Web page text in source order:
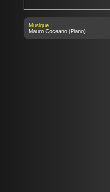
Musique :
Mauro Coceano(Piano)